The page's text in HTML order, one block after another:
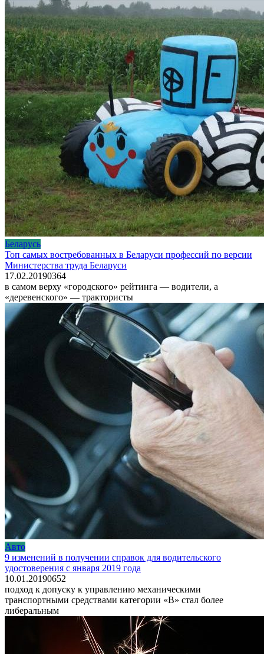
Беларусь
Топ самых востребованных в Беларуси профессий по версии
Министерства труда Беларуси
17.02.20190364
в самом верху «городского» рейтинга — водители, а
«деревенского» — трактористы
Авто
9 изменений в получении справок для водительского
удостоверения с января 2019 года
10.01.20190652
подход к допуску к управлению механическими
транспортными средствами категории «В» стал более
либеральным